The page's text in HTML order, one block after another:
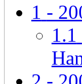
1 -
1.1